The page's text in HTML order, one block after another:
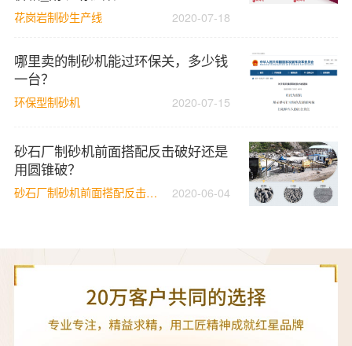
花岗岩制砂生产线 2020-07-18
哪里卖的制砂机能过环保关，多少钱
一台？
环保型制砂机 2020-07-15
砂石厂制砂机前面搭配反击破好还是
用圆锥破？
砂石厂制砂机前面搭配反击破好还是用圆锥破 2020-06-04